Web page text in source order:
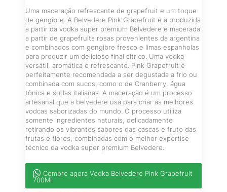
Uma maceração refrescante de grapefruit e um toque
de gengibre. A Belvedere Pink Grapefruit é a produzida
a partir da vodka super premium Belvedere e macerada
a partir de grapefruits rosas provenientes da argentina
e combinados com gengibre fresco e limas espanholas
para produzir um delicioso final cítrico. Uma vodka
versátil, aromática e refrescante. Pink Grapefruit é
perfeitamente recomendada a ser degustada a frio ou
combinada com sucos, como o de Cranberry, água
tônica e sodas italianas. A maceração é um processo
artesanal que a belvedere usa para criar as melhores
vodcas saborizadas do mundo. O processo utiliza
somente ingredientes naturais, delicadamente
retirando os vibrantes sabores das cascas e fruto das
frutas e flores, combinadas com o melhor expertise
técnico da vodka super premium Belvedere.
Compre agora Vodka Belvedere Pink Grapefruit
700Ml